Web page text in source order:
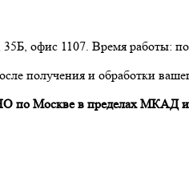
офис 1107. Время работы:
получения и обработки
по Москве в пределах МКАД